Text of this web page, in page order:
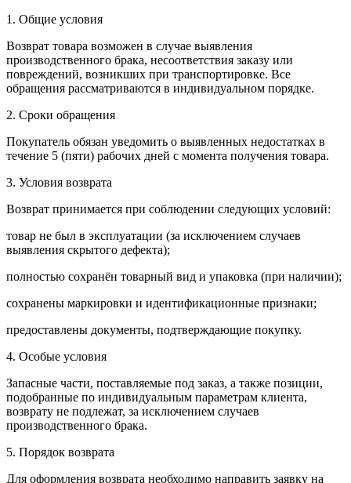
1. Общие условия
Возврат товара возможен в случае выявления
производственного брака, несоответствия заказу или
повреждений, возникших при транспортировке. Все
обращения рассматриваются в индивидуальном порядке.
2. Сроки обращения
Покупатель обязан уведомить о выявленных недостатках в
течение 5 (пяти) рабочих дней с момента получения товара.
3. Условия возврата
Возврат принимается при соблюдении следующих условий:
товар не был в эксплуатации (за исключением случаев
выявления скрытого дефекта);
полностью сохранён товарный вид и упаковка (при наличии);
сохранены маркировки и идентификационные признаки;
предоставлены документы, подтверждающие покупку.
4. Особые условия
Запасные части, поставляемые под заказ, а также позиции,
подобранные по индивидуальным параметрам клиента,
возврату не подлежат, за исключением случаев
производственного брака.
5. Порядок возврата
Для оформления возврата необходимо направить заявку на